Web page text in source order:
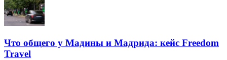
Что общего у Мадины и Мадрида: кейс Freedom
Travel